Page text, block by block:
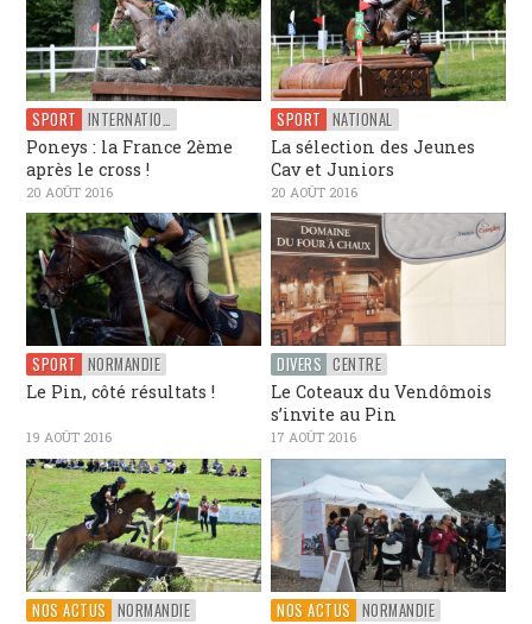
SPORT
INTERNATIONAL
Poneys : la France 2ème
après le cross !
20 AOÛT 2016
SPORT NATIONAL
La sélection des Jeunes
Cav et Juniors
20 AOÛT 2016
SPORT NORMANDIE
Le Pin, côté résultats !
19 AOÛT 2016
DIVERS CENTRE
Le Coteaux du Vendômois
s’invite au Pin
17 AOÛT 2016
NOS ACTUS NORMANDIE
NOS ACTUS NORMANDIE